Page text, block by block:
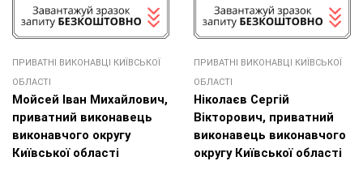
ПРИВАТНІ ВИКОНАВЦІ КИЇВСЬКОЇ
ОБЛАСТІ
Мойсей Іван Михайлович,
приватний виконавець
виконавчого округу
Київської області
ПРИВАТНІ ВИКОНАВЦІ КИЇВСЬКОЇ
ОБЛАСТІ
Ніколаєв Сергій
Вікторович, приватний
виконавець виконавчого
округу Київської області